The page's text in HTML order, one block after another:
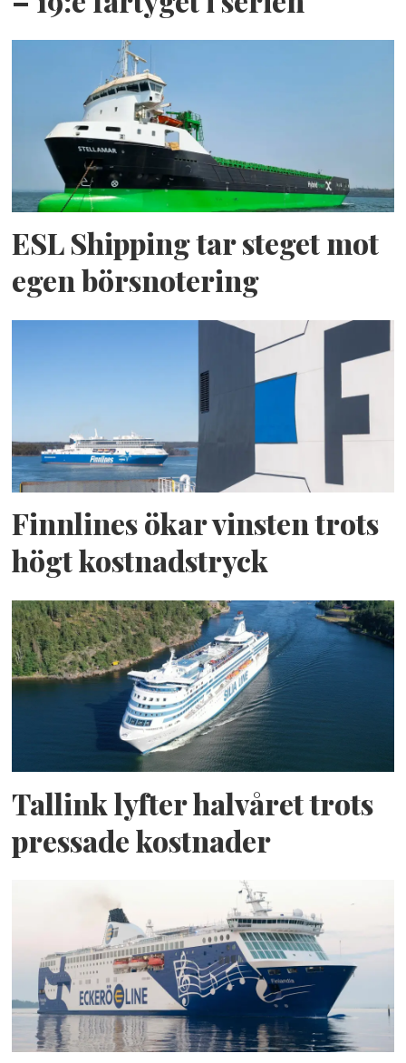
ESL Shipping tar steget mot
egen börsnotering
Finnlines ökar vinsten trots
högt kostnadstryck
Tallink lyfter halvåret trots
pressade kostnader